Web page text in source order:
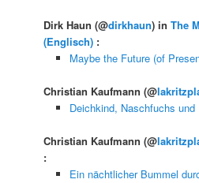
Dirk Haun(@dirkhaun) inThe
(Englisch) :
Maybe the Future (of
Christian Kaufmann(@
Deichkind, Naschfuchs und
Christian Kaufmann(@
:
Ein nächtlicher Bummel